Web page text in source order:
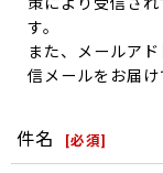
す。
また、メールア
信メールをお届け
件名 [必須]